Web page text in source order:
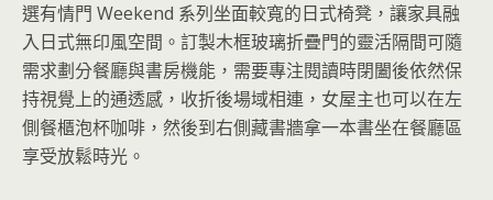
選有情門 Weekend 系列坐面較寬的日式椅凳，讓家具融
入日式無印風空間。訂製木框玻璃折疊門的靈活隔間可隨
需求劃分餐廳與書房機能，需要專注閱讀時閉闔後依然保
持視覺上的通透感，收折後場域相連，女屋主也可以在左
側餐櫃泡杯咖啡，然後到右側藏書牆拿一本書坐在餐廳區
享受放鬆時光。